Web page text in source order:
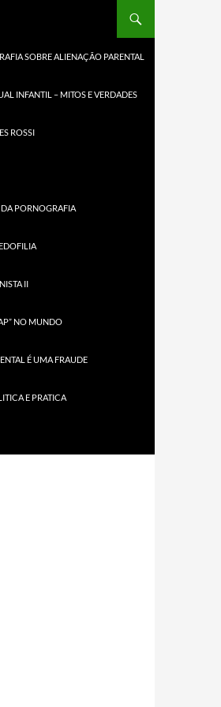
SOBRE ALIENAÇÃO PARENTAL
INFANTIL – MITOS E VERDADES
ROSSI
DA PORNOGRAFIA
II
NO MUNDO
É UMA FRAUDE
E PRATICA